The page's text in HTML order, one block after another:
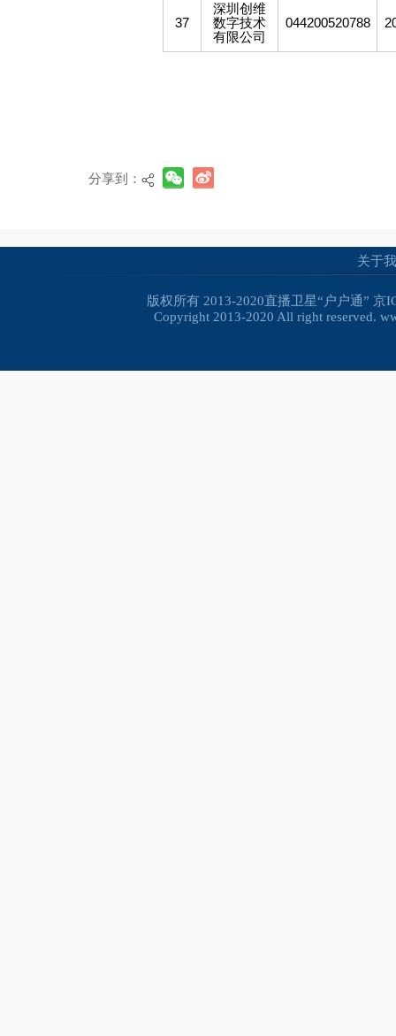
37
深圳创维
数字技术
有限公司
044200520788
分享到：
关于
版权所有 2013-2020直播卫星“户户通” 京
Copyright 2013-2020 All right reserved.